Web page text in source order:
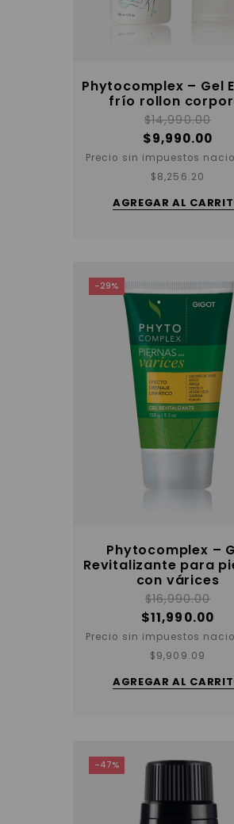
Phytocomplex – Gel
frío rollon
$14,990.00
$9,990.00
Precio sin impuestos
$8,256.20
AGREGAR AL
-29%
Phytocomplex –
Revitalizante para
con várices
$16,990.00
$11,990.00
Precio sin impuestos
$9,909.09
AGREGAR AL
-47%